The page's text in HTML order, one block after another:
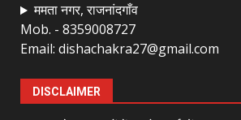
1
नाबालिक के प्रसव मामले
संबंध में इनाम की उद्घोषना
ममता नगर, राजनांदगाँव
Mob. - 8359008727
Email: dishachakra27@gmail.com
DISCLAIMER